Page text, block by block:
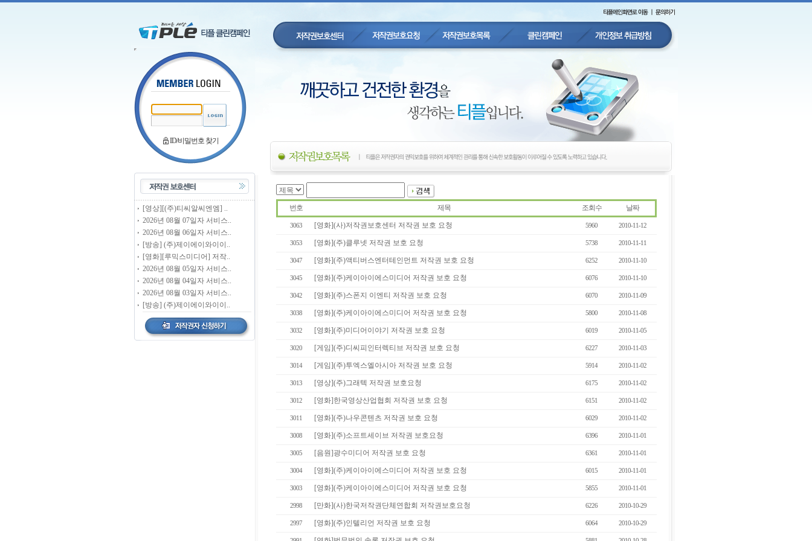
ID/비밀번호 찾기
[영상][(주)티씨알씨엔엠] ..
2026년 08월 07일자 서비스..
2026년 08월 06일자 서비스..
[방송] (주)제이에이와이이..
[영화][루믹스미디어] 저작..
2026년 08월 05일자 서비스..
2026년 08월 04일자 서비스..
2026년 08월 03일자 서비스..
[방송] (주)제이에이와이이..
번호 제목 조회수 날짜
3063 [영화](사)저작권보호센터 저작권 보호 요청 5960 2010-11-12
3053 [영화](주)클루넷 저작권 보호 요청 5738 2010-11-11
3047 [영화](주)액티버스엔터테인먼트 저작권 보호 요청 6252 2010-11-10
3045 [영화](주)케이아이에스미디어 저작권 보호 요청 6076 2010-11-10
3042 [영화](주)스폰지 이엔티 저작권 보호 요청 6070 2010-11-09
3038 [영화](주)케이아이에스미디어 저작권 보호 요청 5800 2010-11-08
3032 [영화](주)미디어이야기 저작권 보호 요청 6019 2010-11-05
3020 [게임](주)디씨피인터렉티브 저작권 보호 요청 6227 2010-11-03
3014 [게임](주)투엑스엘아시아 저작권 보호 요청 5914 2010-11-02
3013 [영상](주)그래텍 저작권 보호요청 6175 2010-11-02
3012 [영화]한국영상산업협회 저작권 보호 요청 6151 2010-11-02
3011 [영화](주)나우콘텐츠 저작권 보호 요청 6029 2010-11-02
3008 [영화](주)소프트세이브 저작권 보호요청 6396 2010-11-01
3005 [음원]광수미디어 저작권 보호 요청 6361 2010-11-01
3004 [영화](주)케이아이에스미디어 저작권 보호 요청 6015 2010-11-01
3003 [영화](주)케이아이에스미디어 저작권 보호 요청 5855 2010-11-01
2998 [만화](사)한국저작권단체연합회 저작권보호요청 6226 2010-10-29
2997 [영화](주)인텔리언 저작권 보호 요청 6064 2010-10-29